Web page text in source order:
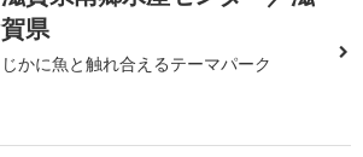
賀県
じかに魚と触れ合えるテーマパーク